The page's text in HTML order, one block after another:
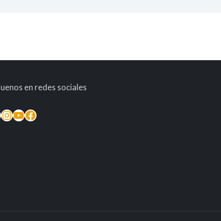
en redes sociales
Instagram
YouTube
Facebook